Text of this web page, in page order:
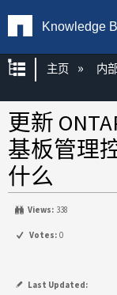
Knowledge
扩展/隐缩
主页 内
更新
基板管理
什么
Views: 338
Votes: 0
Last Updated: